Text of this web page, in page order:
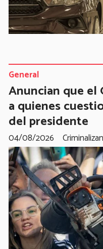
Anuncian que el
a quienes
del presidente
General
04/08/2026